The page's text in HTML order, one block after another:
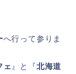
へ行って参りま
ェ 』と『北海道